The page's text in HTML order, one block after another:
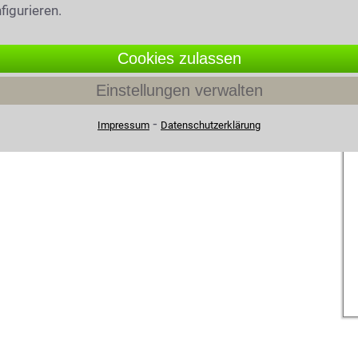
Cookies zulassen
Einstellungen verwalten
Impressum ⁃ Datenschutzerklärung